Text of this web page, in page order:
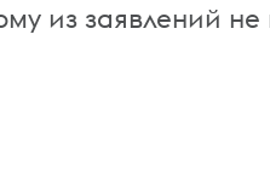
из заявлений